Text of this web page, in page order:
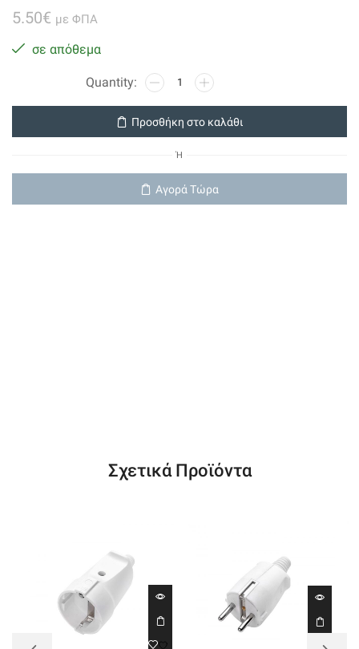
5.50€ με ΦΠΑ
σε απόθεμα
Πολυπριζο
Καλωδ.+διακοπτη
3x1mm
Σουκο
Λευκο
Προσθήκη στο καλάθι
Ή
Αγορά Τώρα
Σχετικά Προϊόντα